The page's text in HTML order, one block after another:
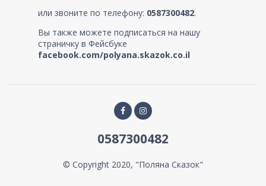
или звоните по телефону: 0587300482.
Вы также можете подписаться на нашу
страничку в Фейсбуке
facebook.com/polyana.skazok.co.il
0587300482
© Copyright 2020, "Поляна Сказок"